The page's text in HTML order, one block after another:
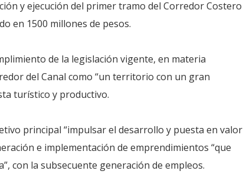
y ejecución del primer tramo del Corredor Costero
en 1500 millones de pesos.
de la legislación vigente, en materia
del Canal como “un territorio con un gran
turístico y productivo.
principal “impulsar el desarrollo y puesta en valor
e implementación de emprendimientos “que
con la subsecuente generación de empleos.